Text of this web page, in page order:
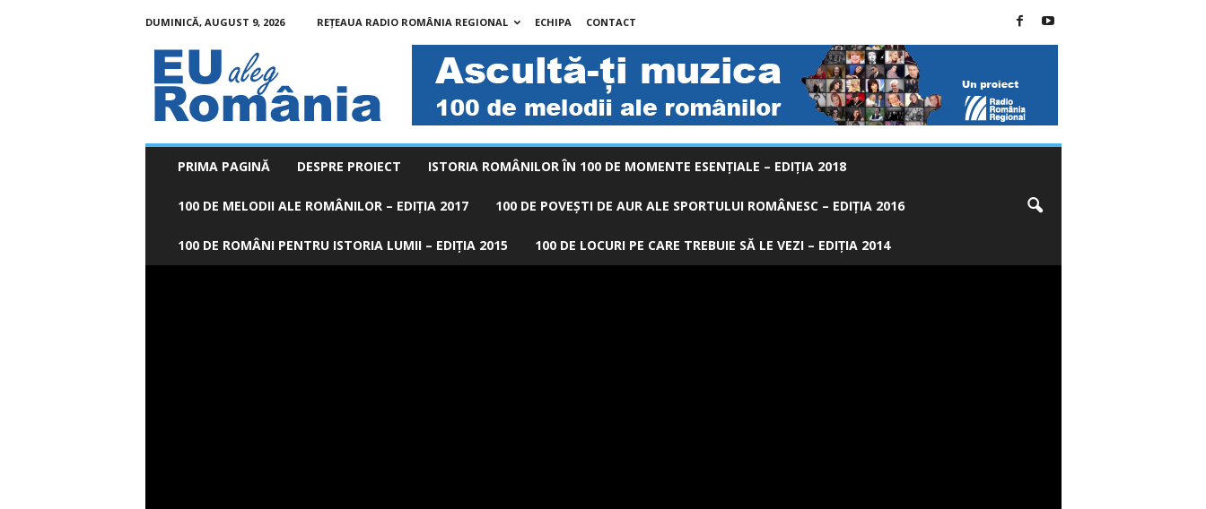
DUMINICĂ, AUGUST 9, 2026 REȚEAUA RADIO ROMÂNIA REGIONAL ECHIPA
CONTACT
aleg
România
PRIMA PAGINĂ DESPRE PROIECT ISTORIA ROMÂNILOR ÎN 100 DE MOMENTE ESENŢIALE – EDIŢIA 2018
100 DE MELODII ALE ROMÂNILOR – EDIȚIA 2017 100 DE POVEŞTI DE AUR ALE SPORTULUI ROMÂNESC – EDIȚIA 2016
100 DE ROMÂNI PENTRU ISTORIA LUMII – EDIȚIA 2015 100 DE LOCURI PE CARE TREBUIE SĂ LE VEZI – EDIȚIA 2014